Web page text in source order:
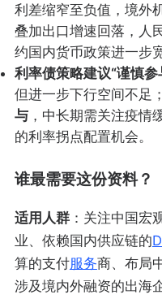
利差缩窄至负值，境外
叠加出口增速回落，人
约国内货币政策进一步
利率债策略建议“谨慎参
但进一步下行空间不足
与，中长期需关注疫情
的利率拐点配置机会。
谁最需要这份资料？
适用人群：关注中国宏
业、依赖国内供应链的
算的支付服务商、布局
涉及境内外融资的出海